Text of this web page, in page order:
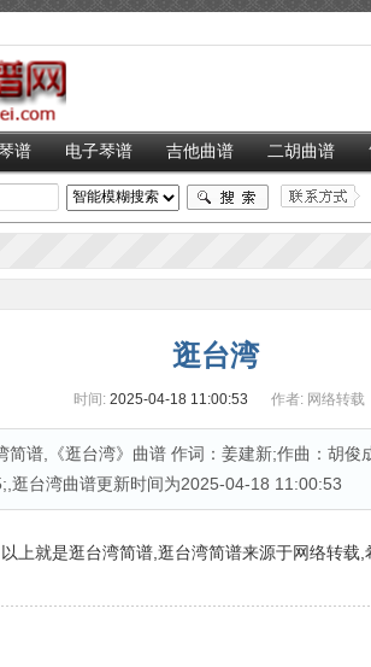
谱 电子琴谱 吉他曲谱 二胡曲谱
逛台湾
时间: 2025-04-18 11:00:53 作者: 网络转载
简谱,《逛台湾》曲谱 作词：姜建新;作曲：胡俊
逛台湾曲谱更新时间为2025-04-18 11:00:53
以上就是逛台湾简谱,逛台湾简谱来源于网络转载,